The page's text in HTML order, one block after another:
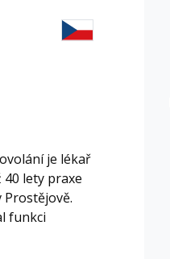
je lékař
40 lety praxe
funkci